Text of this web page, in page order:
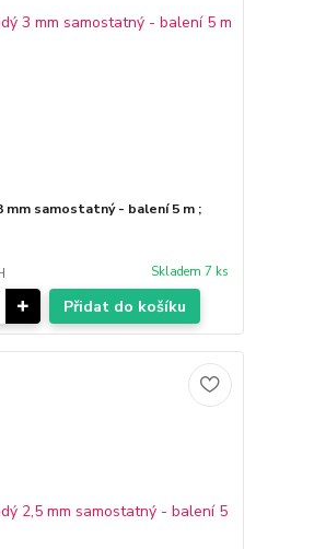
mm samostatný - balení 5 m ;
Skladem 7 ks
Přidat do košíku